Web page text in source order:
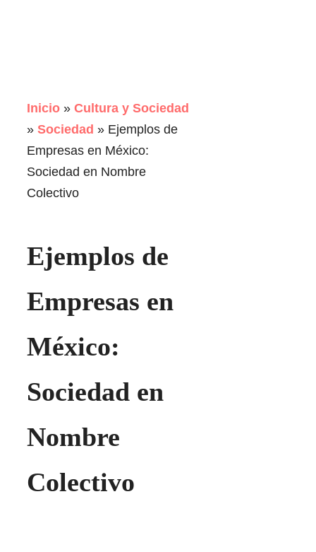
Inicio » Cultura y Sociedad
» Sociedad » Ejemplos de
Empresas en México:
Sociedad en Nombre
Colectivo
Ejemplos de
Empresas en
México:
Sociedad en
Nombre
Colectivo